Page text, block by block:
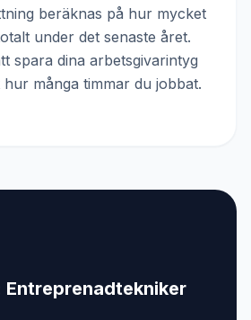
beräknas på hur mycket
under det senaste året.
spara dina arbetsgivarintyg
många timmar du jobbat.
Entreprenadtekniker